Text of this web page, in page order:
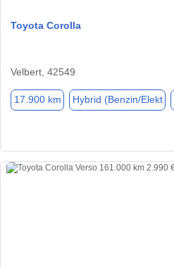
Toyota Corolla
Velbert, 42549
17.900 km Hybrid (Benzin/Elekt